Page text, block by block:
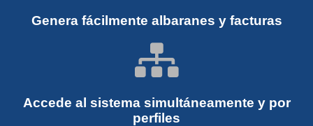
Genera fácilmente albaranes y facturas
Accede al sistema simultáneamente y por
perfiles